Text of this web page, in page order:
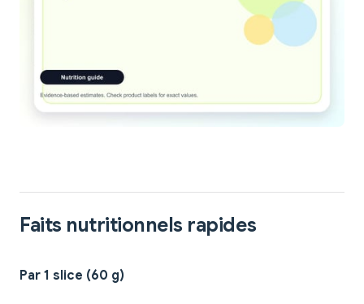
Faits nutritionnels rapides
Par 1 slice (60 g)